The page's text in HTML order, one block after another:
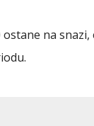
na